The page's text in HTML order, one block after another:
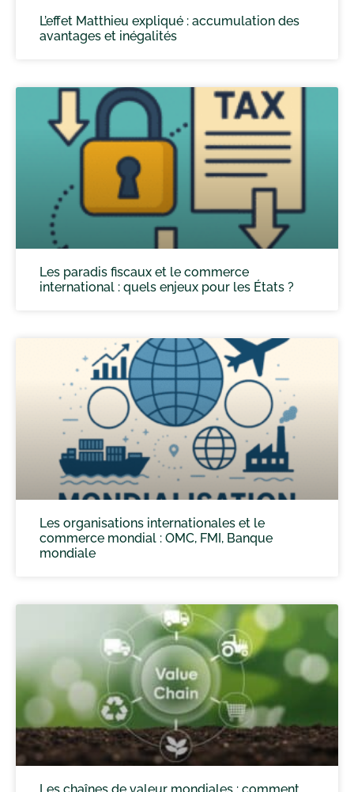
L’effet Matthieu expliqué : accumulation des
avantages et inégalités
Les paradis fiscaux et le commerce
international : quels enjeux pour les États ?
Les organisations internationales et le
commerce mondial : OMC, FMI, Banque
mondiale